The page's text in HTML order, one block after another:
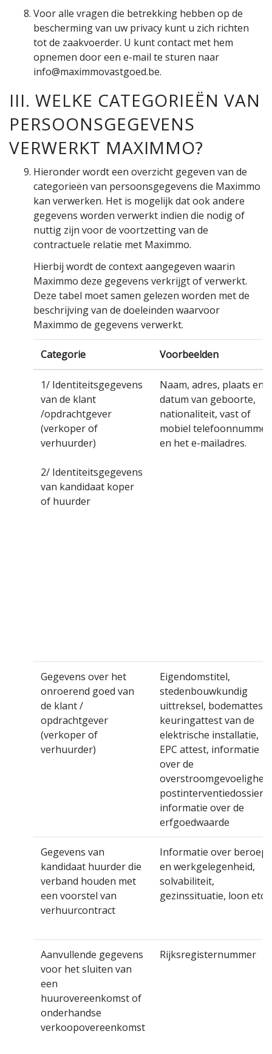
Voor alle vragen die betrekking hebben op de
bescherming van uw privacy kunt u zich richten
tot de zaakvoerder. U kunt contact met hem
opnemen door een e-mail te sturen naar
info@maximmovastgoed.be.
III. WELKE CATEGORIEËN VAN
PERSOONSGEGEVENS
VERWERKT MAXIMMO?
Hieronder wordt een overzicht gegeven van de
categorieën van persoonsgegevens die Maximmo
kan verwerken. Het is mogelijk dat ook andere
gegevens worden verwerkt indien die nodig of
nuttig zijn voor de voortzetting van de
contractuele relatie met Maximmo.
Hierbij wordt de context aangegeven waarin
Maximmo deze gegevens verkrijgt of verwerkt.
Deze tabel moet samen gelezen worden met de
beschrijving van de doeleinden waarvoor
Maximmo de gegevens verwerkt.
Categorie Voorbeelden
1/ Identiteitsgegevens
van de klant
/opdrachtgever
(verkoper of
verhuurder)
2/ Identiteitsgegevens
van kandidaat koper
of huurder
Naam, adres, plaats en
datum van geboorte,
nationaliteit, vast of
mobiel telefoonnummer
en het e-mailadres.
Gegevens over het
onroerend goed van
de klant /
opdrachtgever
(verkoper of
verhuurder)
Eigendomstitel,
stedenbouwkundig
uittreksel, bodemattest,
keuringattest van de
elektrische installatie,
EPC attest, informatie
over de
postinterventiedossier,
informatie over de
erfgoedwaarde
Gegevens van
kandidaat huurder die
verband houden met
een voorstel van
verhuurcontract
Informatie over beroep
en werkgelegenheid,
solvabiliteit,
gezinssituatie, loon etc.
Aanvullende gegevens
voor het sluiten van
een
huurovereenkomst of
onderhandse
verkoopovereenkomst
Rijksregisternummer